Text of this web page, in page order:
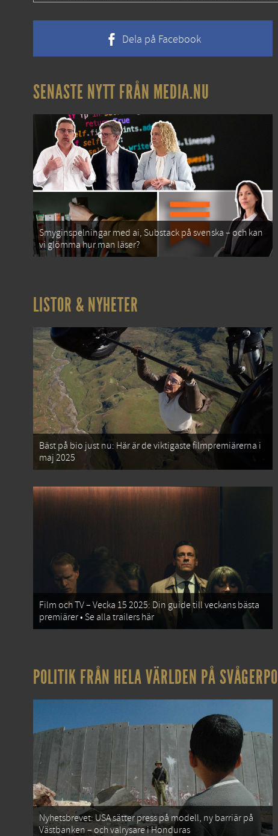
Dela på Facebook
SENASTE NYTT FRÅN MEDIA.NU
Smyginspelningar med ai, Substack på svenska – och kan
vi glömma hur man läser?
LISTOR & NYHETER
Bäst på bio just nu: Här är de viktigaste filmpremiärerna i
maj 2025
Film och TV – Vecka 15 2025: Din guide till veckans bästa
premiärer • Se alla trailers här
POLITIK FRÅN HELA VÄRLDEN PÅ
Nyhetsbrevet: USA sätter press på modell, ny barriär på
Västbanken – och valrysare i Honduras